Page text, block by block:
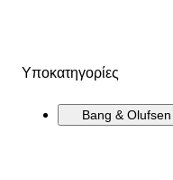
Υποκατηγορίες
Bang & Olufsen